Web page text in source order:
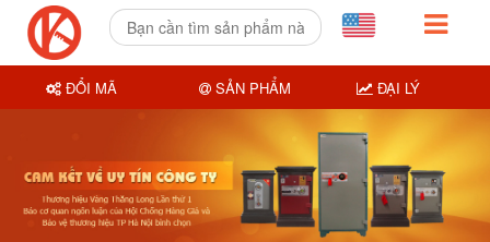
ĐỔI MÃ SẢN PHẨM ĐẠI LÝ